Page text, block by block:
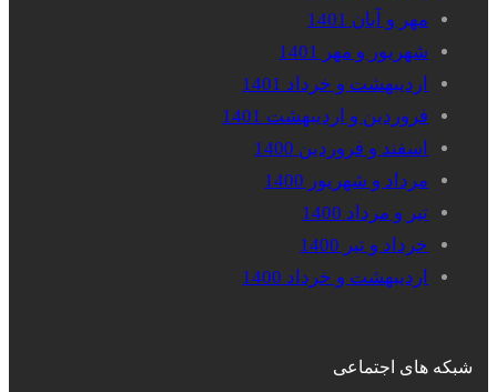
مهر و آبان 1401
شهریور و مهر 1401
اردیبهشت و خرداد 1401
فروردین و اردیبهشت 1401
اسفند و فروردین 1400
مرداد و شهریور 1400
تیر و مرداد 1400
خرداد و تیر 1400
اردیبهشت و خرداد 1400
شبکه های اجتماعی